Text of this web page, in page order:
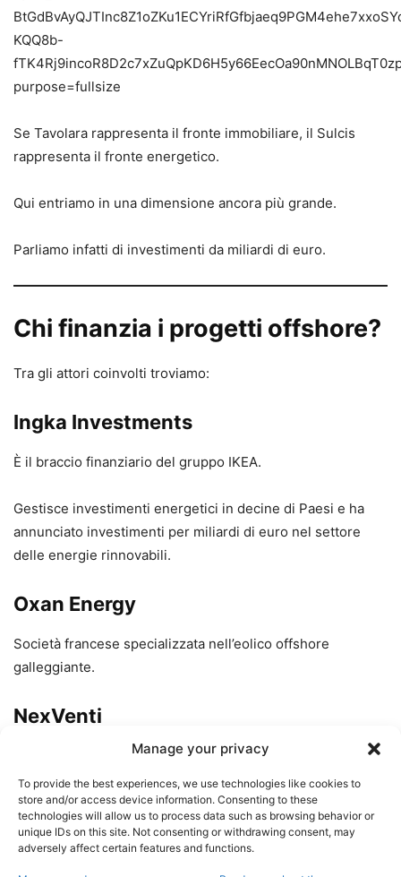
Manage your privacy
To provide the best experiences, we use technologies like cookies to
store and/or access device information. Consenting to these
technologies will allow us to process data such as browsing behavior or
unique IDs on this site. Not consenting or withdrawing consent, may
adversely affect certain features and functions.
Se Tavolara rappresenta il fronte immobiliare, il Sulcis
rappresenta il fronte energetico.
Qui entriamo in una dimensione ancora più grande.
Parliamo infatti di investimenti da miliardi di euro.
Chi finanzia i progetti offshore?
Tra gli attori coinvolti troviamo:
Ingka Investments
È il braccio finanziario del gruppo IKEA.
Gestisce investimenti energetici in decine di Paesi e ha
annunciato investimenti per miliardi di euro nel settore
delle energie rinnovabili.
Oxan Energy
Società francese specializzata nell’eolico offshore
galleggiante.
NexVenti
Joint venture costituita proprio da Oxan Energy e Ingka
Investments.
Avapa Energy